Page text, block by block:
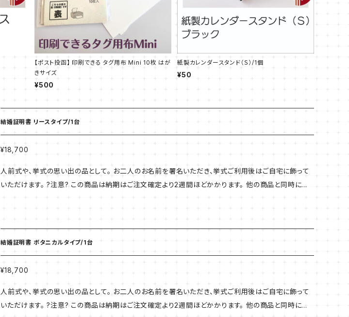
【ポスト投函】 印刷できる タグ用布 Mini 10枚 はが
きサイズ
¥500
紙製カレンダースタンド（Ｓ）/1個
¥50
結婚証明書 リースタイプ/1台
¥18,700
人前式や、挙式の思い出の品として。 お二人のお名前を署名いただき、挙式ご利用後はご自宅に飾って
いただけます。 ?注意? この商品は納期はご注文確定より2週間ほどかかります。 他の商品と同時にか
刷）
結婚証明書 ボタニカルタイプ/1台
¥18,700
人前式や、挙式の思い出の品として。 お二人のお名前を署名いただき、挙式ご利用後はご自宅に飾って
いただけます。 ?注意? この商品は納期はご注文確定より2週間ほどかかります。 他の商品と同時にか